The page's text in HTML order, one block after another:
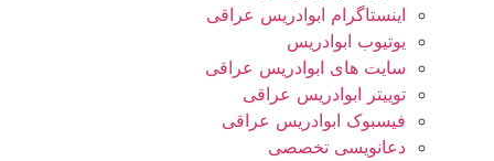
اینستاگرام ابوادریس عراقی
یوتیوب ابوادریس
سایت های ابوادریس عراقی
توییتر ابوادریس عراقی
فیسبوک ابوادریس عراقی
دعانویسی تخصصی